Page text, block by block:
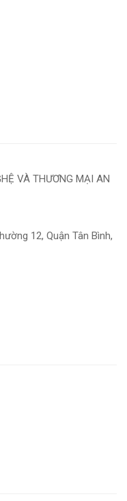
VÀ THƯƠNG MẠI AN
12, Quận Tân Bình,